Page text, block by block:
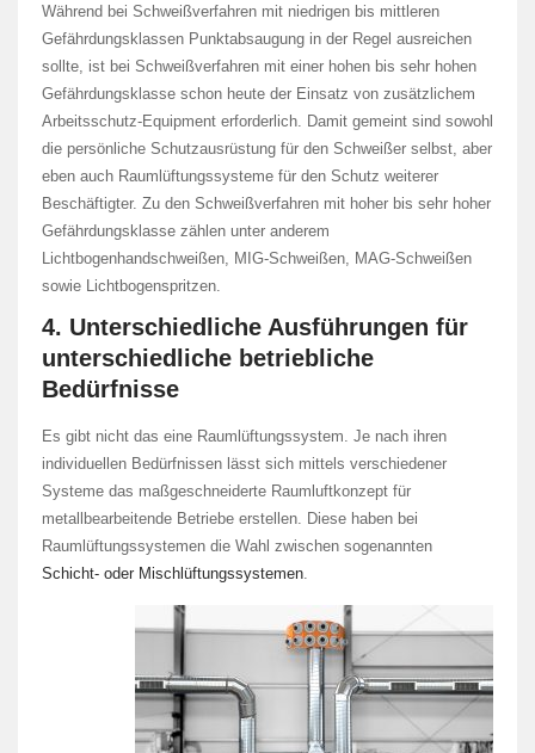
Während bei Schweißverfahren mit niedrigen bis mittleren
Gefährdungsklassen Punktabsaugung in der Regel ausreichen
sollte, ist bei Schweißverfahren mit einer hohen bis sehr hohen
Gefährdungsklasse schon heute der Einsatz von zusätzlichem
Arbeitsschutz-Equipment erforderlich. Damit gemeint sind sowohl
die persönliche Schutzausrüstung für den Schweißer selbst, aber
eben auch Raumlüftungssysteme für den Schutz weiterer
Beschäftigter. Zu den Schweißverfahren mit hoher bis sehr hoher
Gefährdungsklasse zählen unter anderem
Lichtbogenhandschweißen, MIG-Schweißen, MAG-Schweißen
sowie Lichtbogenspritzen.
4. Unterschiedliche Ausführungen für
unterschiedliche betriebliche
Bedürfnisse
Es gibt nicht das eine Raumlüftungssystem. Je nach ihren
individuellen Bedürfnissen lässt sich mittels verschiedener
Systeme das maßgeschneiderte Raumluftkonzept für
metallbearbeitende Betriebe erstellen. Diese haben bei
Raumlüftungssystemen die Wahl zwischen sogenannten
Schicht- oder Mischlüftungssystemen